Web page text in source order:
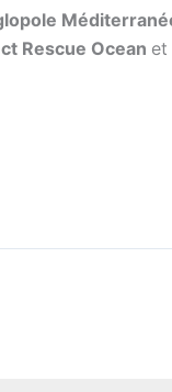
Rescue Ocean et